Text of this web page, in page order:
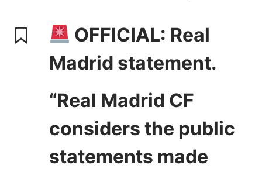
OFFICIAL: Real
Madrid statement.
“Real Madrid CF
considers the public
statements made